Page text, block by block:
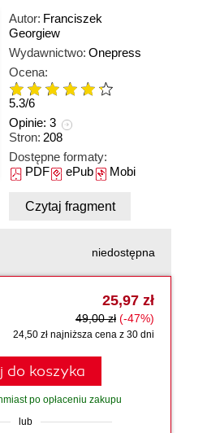
Autor: Franciszek
Georgiew
Wydawnictwo: Onepress
Ocena:
5.3/6
Opinie: 3
Stron: 208
Dostępne formaty:
PDFePubMobi
Czytaj fragment
niedostępna
25,97 zł
49,00 zł (-47%)
24,50 zł najniższa cena z 30 dni
do koszyka
po opłaceniu zakupu
lub